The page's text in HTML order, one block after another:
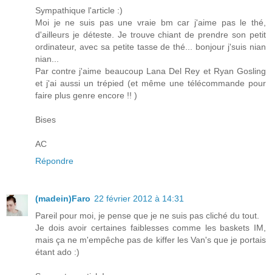
Sympathique l'article :)
Moi je ne suis pas une vraie bm car j'aime pas le thé,
d'ailleurs je déteste. Je trouve chiant de prendre son petit
ordinateur, avec sa petite tasse de thé... bonjour j'suis nian
nian...
Par contre j'aime beaucoup Lana Del Rey et Ryan Gosling
et j'ai aussi un trépied (et même une télécommande pour
faire plus genre encore !! )
Bises
AC
Répondre
(madein)Faro 22 février 2012 à 14:31
Pareil pour moi, je pense que je ne suis pas cliché du tout.
Je dois avoir certaines faiblesses comme les baskets IM,
mais ça ne m'empêche pas de kiffer les Van's que je portais
étant ado :)